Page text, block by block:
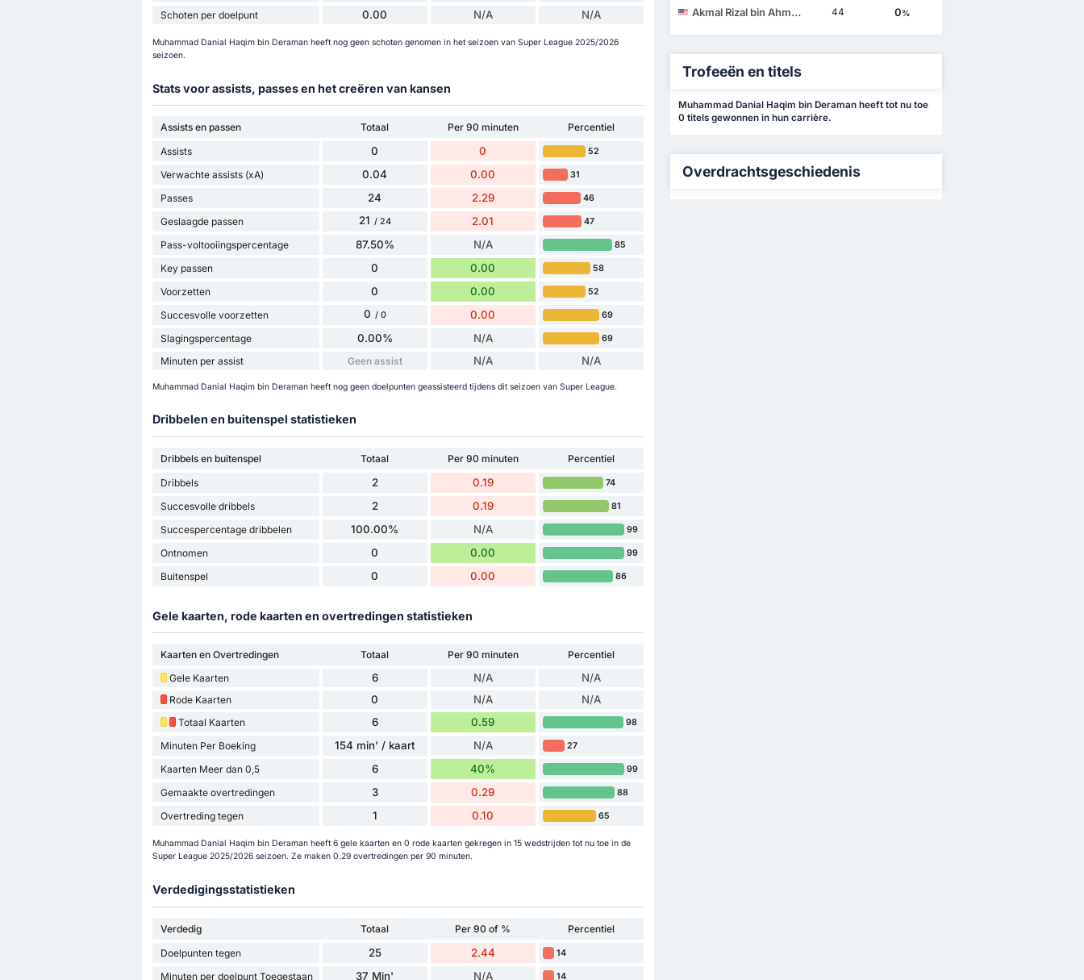
Schoten per doelpunt 0.00 N/A N/A
Muhammad Danial Haqim bin Deraman heeft nog geen schoten genomen in het seizoen van Super League 2025/2026
seizoen.
Stats voor assists, passes en het creëren van kansen
Assists en passen Totaal Per 90 minuten
Percentiel
Assists
0 0 52
Verwachte assists (xA) 0.04 0.00 31
Passes 24 2.29 46
Geslaagde passen 21 / 24 2.01 47
Pass-voltooiingspercentage 87.50% N/A 85
Key passen 0 0.00 58
Voorzetten 0 0.00 52
Succesvolle voorzetten 0 / 0 0.00 69
Slagingspercentage 0.00% N/A 69
Minuten per assist Geen assist N/A N/A
Muhammad Danial Haqim bin Deraman heeft nog geen doelpunten geassisteerd tijdens dit seizoen van Super League.
Dribbelen en buitenspel statistieken
Dribbels en buitenspel Totaal Per 90 minuten
Percentiel
Dribbels
2 0.19 74
Succesvolle dribbels 2 0.19 81
Succespercentage dribbelen 100.00% N/A 99
Ontnomen 0 0.00 99
Buitenspel 0 0.00 86
Gele kaarten, rode kaarten en overtredingen statistieken
Kaarten en Overtredingen Totaal Per 90 minuten
Percentiel
Gele Kaarten
6 N/A N/A
Rode Kaarten 0 N/A N/A
Totaal Kaarten 6 0.59 98
Minuten Per Boeking 154 min' / kaart N/A 27
Kaarten Meer dan 0,5 6 40% 99
Gemaakte overtredingen 3 0.29 88
Overtreding tegen 1 0.10 65
Muhammad Danial Haqim bin Deraman heeft 6 gele kaarten en 0 rode kaarten gekregen in 15 wedstrijden tot nu toe in de
Super League 2025/2026 seizoen. Ze maken 0.29 overtredingen per 90 minuten.
Verdedigingsstatistieken
Verdedig Totaal Per 90 of %
Percentiel
Doelpunten tegen
25 2.44 14
Minuten per doelpunt Toegestaan 37 Min' N/A 14
Akmal Rizal bin Ahmad Rakhli 44 0%
Trofeeën en titels
Muhammad Danial Haqim bin Deraman heeft tot nu toe
0 titels gewonnen in hun carrière.
Overdrachtsgeschiedenis